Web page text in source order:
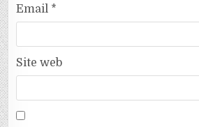
Email *
Site web